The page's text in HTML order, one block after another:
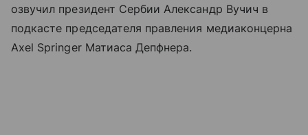
озвучил президент Сербии Александр Вучич в
подкасте председателя правления медиаконцерна
Axel Springer Матиаса Депфнера.